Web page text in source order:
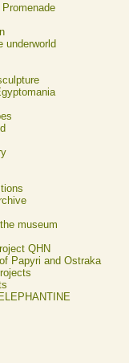
underworld
museum
QHN
Papyri and Ostraka